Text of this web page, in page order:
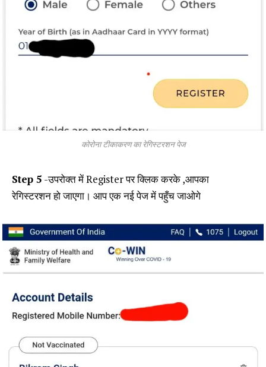
कोरोना टीकाकरण का रेगिस्टरशन पेज
Step 5 -उपरोक्त में Register पर क्लिक करके ,आपका
रेगिस्टरशन हो जाएगा। आप एक नई पेज में पहुँच जाओगे